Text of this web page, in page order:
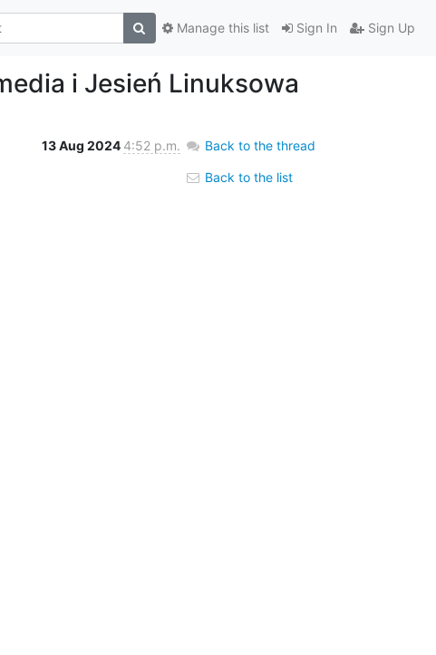
Sign In Sign Up
Manage this list
i Jesień Linuksowa
13 Aug 2024 4:52 p.m. Back to the thread
Back to the list